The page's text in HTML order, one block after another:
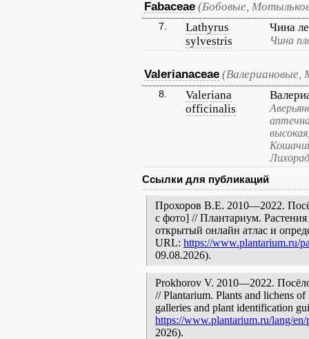
Fabaceae (Бобовые,
7.
Lathyrus
sylvestris
Чина
Чина
Valerianaceae (Валериановые,
8.
Valeriana
officinalis
Ссылки для публикаций
Прохоров В.Е. 2010—2022.
с фото] // Плантариум.
открытый онлайн атлас и
URL: https://www.plantarium.ru/
09.08.2026).
Prokhorov V. 2010—2022.
// Plantarium. Plants and lichens
galleries and plant identification
https://www.plantarium.ru/lang/
2026).